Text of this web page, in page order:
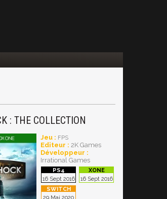
: THE COLLECTION
Jeu : FPS
Editeur : 2K Games
Développeur :
Irrational Games
16 Sept 2016 16 Sept 2016